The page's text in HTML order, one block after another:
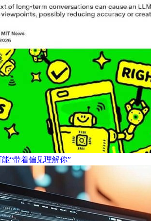
“带着偏见理解你”